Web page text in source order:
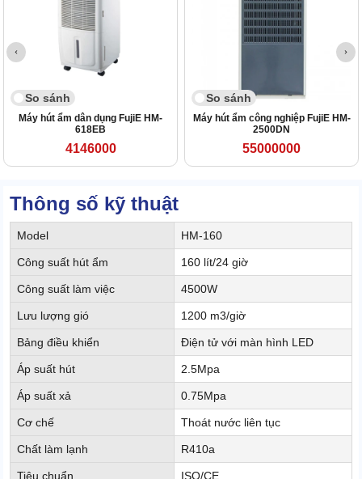
So sánh
Máy hút ẩm dân dụng FujiE HM-
618EB
4146000
So sánh
Máy hút ẩm công nghiệp FujiE HM-
2500DN
55000000
Thông số kỹ thuật
Model HM-160
Công suất hút ẩm 160 lít/24 giờ
Công suất làm việc 4500W
Lưu lượng gió 1200 m3/giờ
Bảng điều khiển Điện tử với màn hình LED
Áp suất hút 2.5Mpa
Áp suất xả 0.75Mpa
Cơ chế Thoát nước liên tục
Chất làm lạnh R410a
Tiêu chuẩn ISO/CE